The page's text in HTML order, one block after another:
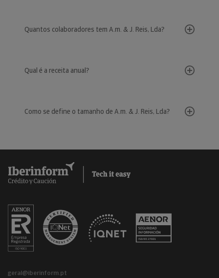
Quantos colaboradores tem A.m. & J. Reis, Lda?
Qual é a receita anual?
Como se define o tamanho de A.m. & J. Reis, Lda?
geral@iberinform.pt